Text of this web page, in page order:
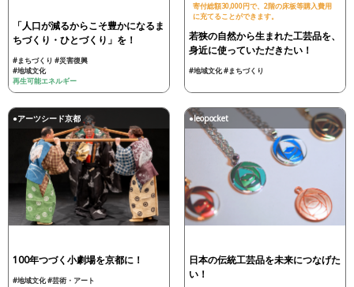
「人口が減るからこそ豊かになるま
ちづくり・ひとづくり」を！
#まちづくり #災害復興
#地域文化
再生可能エネルギー
寄付総額30,000円で、2階の床板等購入費用
に充てることができます。
若狭の自然から生まれた工芸品を、
身近に使っていただきたい！
#地域文化#まちづくり
●アーツシード京都
100年つづく小劇場を京都に！
#地域文化#芸術・アート
●leopocket
日本の伝統工芸品を未来につなげた
い！